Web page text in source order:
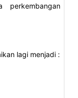
lagi menjadi :